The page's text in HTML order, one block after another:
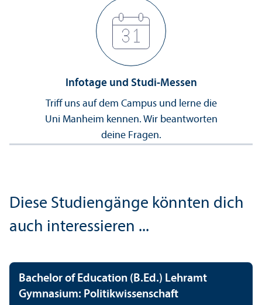
Infotage und Studi-Messen
Triff uns auf dem Campus und lerne die
Uni Manheim kennen. Wir beantworten
deine Fragen.
Diese Studien­gänge könnten dich
auch interessieren ...
Bachelor of Education (B.Ed.) Lehr­amt
Gymnasium: Politik­wissenschaft